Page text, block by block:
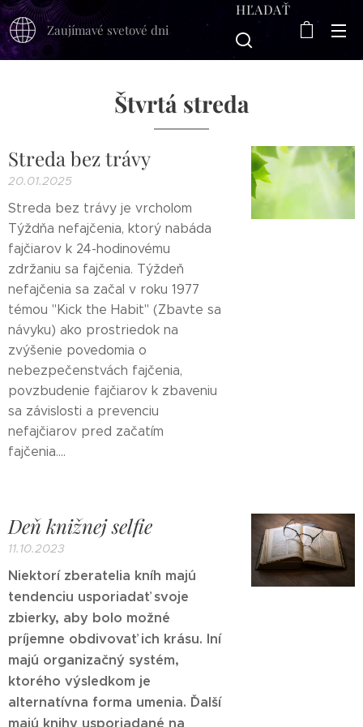
Zaujímavé svetové dni
HĽADAŤ
Štvrtá streda
Streda bez trávy
20.01.2025
Streda bez trávy je vrcholom
Týždňa nefajčenia, ktorý nabáda
fajčiarov k 24-hodinovému
zdržaniu sa fajčenia. Týždeň
nefajčenia sa začal v roku 1977
témou "Kick the Habit" (Zbavte sa
návyku) ako prostriedok na
zvýšenie povedomia o
nebezpečenstvách fajčenia,
povzbudenie fajčiarov k zbaveniu
sa závislosti a prevenciu
nefajčiarov pred začatím
fajčenia....
Deň knižnej selfie
11.10.2023
Niektorí zberatelia kníh majú
tendenciu usporiadať svoje
zbierky, aby bolo možné
príjemne obdivovať ich krásu. Iní
majú organizačný systém,
ktorého výsledkom je
alternatívna forma umenia. Ďalší
majú knihy usporiadané na